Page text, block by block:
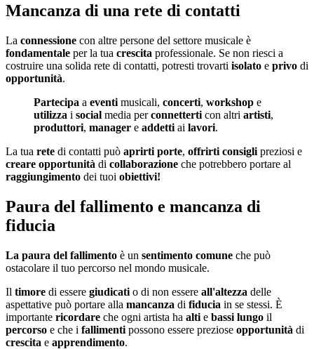
Mancanza di una rete di contatti
La connessione con altre persone del settore musicale è
fondamentale per la tua crescita professionale. Se non riesci a
costruire una solida rete di contatti, potresti trovarti isolato e privo di
opportunità.
Partecipa a eventi musicali, concerti, workshop e
utilizza i social media perconnetterti con altri artisti,
produttori, manager e addetti ai lavori.
La tua rete di contatti può aprirti porte, offrirti consigli preziosi e
creare opportunità di collaborazione che potrebbero portare al
raggiungimento dei tuoi obiettivi!
Paura del fallimento e mancanza di
fiducia
La paura del fallimento è un sentimento comune che può
ostacolare il tuo percorso nel mondo musicale.
Il timore di essere giudicati o di non essere all'altezza delle
aspettative può portare alla mancanza di fiducia in se stessi. È
importante ricordare che ogni artista ha alti e bassi lungo il
percorso e che i fallimenti possono essere preziose opportunità di
crescita e apprendimento.